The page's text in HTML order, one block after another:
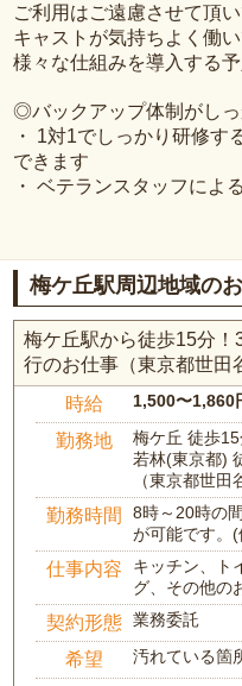
ご利用はご遠慮させて頂い
キャストが気持ちよく働
様々な仕組みを導入する
◎バックアップ体制がし
・ 1対1でしっかり研修す
できます
・ ベテランスタッフによ
梅ケ丘駅周辺地域の
梅ケ丘駅から徒歩15分
行のお仕事（東京都世田
時給 1,500〜1,860
勤務地
梅ケ丘 徒歩
若林(東京都)
（東京都世田
勤務時間
8時～20時の
が可能です。
仕事内容
キッチン、ト
グ、その他の
契約形態 業務委託
希望 汚れている箇